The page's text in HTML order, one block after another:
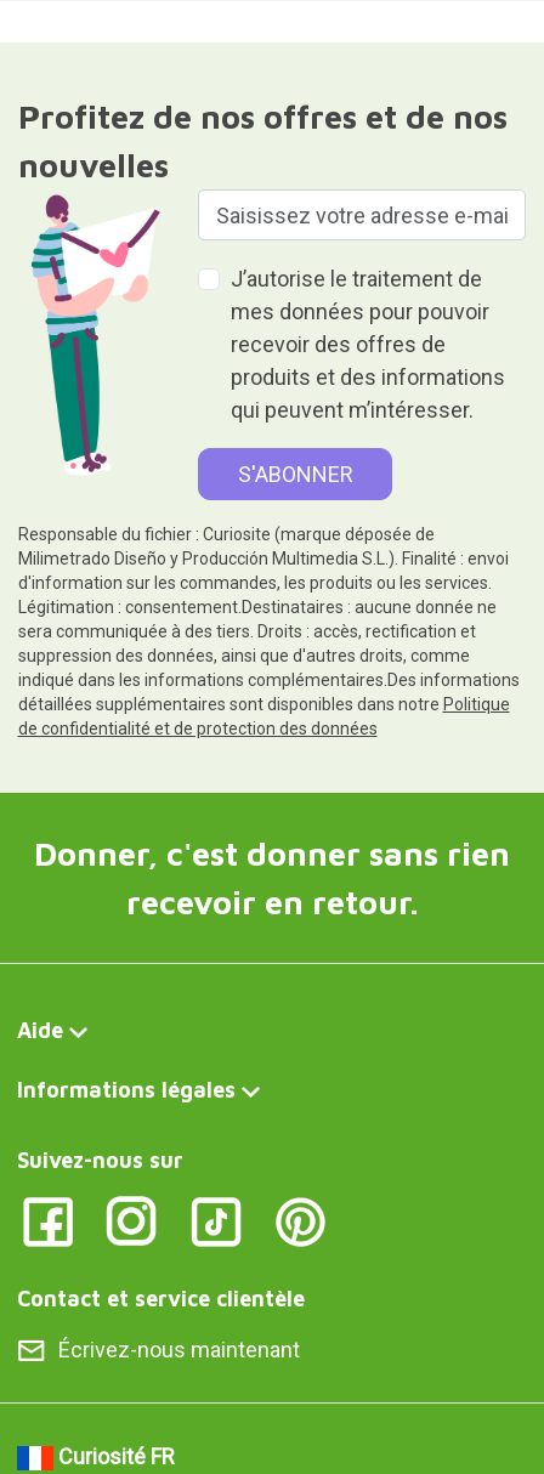
Profitez de nos offres et de nos
nouvelles
J’autorise le traitement de
mes données pour pouvoir
recevoir des offres de
produits et des informations
qui peuvent m’intéresser.
Responsable du fichier : Curiosite (marque déposée de
Milimetrado Diseño y Producción Multimedia S.L.). Finalité : envoi
d'information sur les commandes, les produits ou les services.
Légitimation : consentement.Destinataires : aucune donnée ne
sera communiquée à des tiers. Droits : accès, rectification et
suppression des données, ainsi que d'autres droits, comme
indiqué dans les informations complémentaires.Des informations
détaillées supplémentaires sont disponibles dans notre Politique
de confidentialité et de protection des données
Donner, c'est donner sans rien
recevoir en retour.
Aide
Informations légales
Suivez-nous sur
Contact et service clientèle
Écrivez-nous maintenant
Curiosité FR